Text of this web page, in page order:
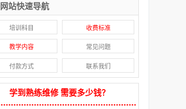
网站快速导航
培训科目 收费标准
教学内容 常见问题
付款方式 联系我们
学到熟练维修 需要多少钱？